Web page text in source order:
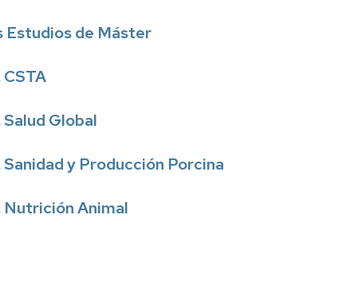
Estudios de Máster
Global
y Producción Porcina
Nutrición Animal